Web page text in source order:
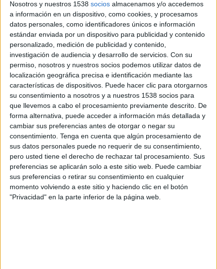
Nosotros y nuestros 1538 socios almacenamos y/o accedemos
a información en un dispositivo, como cookies, y procesamos
datos personales, como identificadores únicos e información
estándar enviada por un dispositivo para publicidad y contenido
personalizado, medición de publicidad y contenido,
investigación de audiencia y desarrollo de servicios. Con su
permiso, nosotros y nuestros socios podemos utilizar datos de
localización geográfica precisa e identificación mediante las
características de dispositivos. Puede hacer clic para otorgarnos
su consentimiento a nosotros y a nuestros 1538 socios para
que llevemos a cabo el procesamiento previamente descrito. De
forma alternativa, puede acceder a información más detallada y
cambiar sus preferencias antes de otorgar o negar su
consentimiento. Tenga en cuenta que algún procesamiento de
sus datos personales puede no requerir de su consentimiento,
pero usted tiene el derecho de rechazar tal procesamiento. Sus
preferencias se aplicarán solo a este sitio web. Puede cambiar
sus preferencias o retirar su consentimiento en cualquier
momento volviendo a este sitio y haciendo clic en el botón
"Privacidad" en la parte inferior de la página web.
Anuario de Agencias 2023
IMPRIMIR